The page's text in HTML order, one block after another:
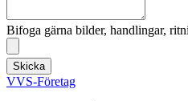
Bifoga gärna bilder, handlingar,
Skicka
VVS-Företag